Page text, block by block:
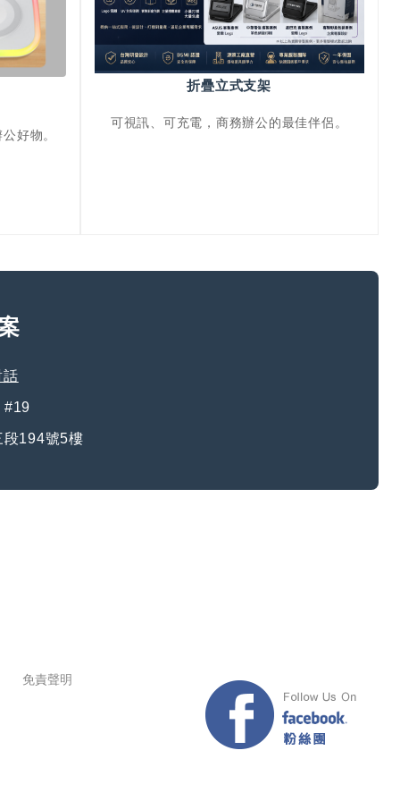
好物。
折疊立式支架
可視訊、可充電，商務辦公的最佳伴侶。
話
#19
段194號5樓
免責聲明